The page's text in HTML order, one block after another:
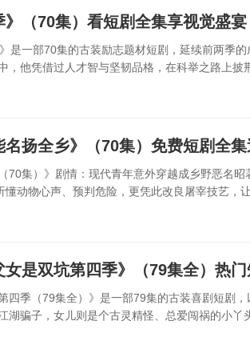
》（70集）看短剧全集享视觉盛宴
是一部70集的古装励志题材短剧，延续前两季
，他凭借过人才智与坚韧品格，在科举之路上
名扬全乡》（70集）免费短剧全
70集）》剧情：现代青年意外穿越成乡野恶名
懂动物心声、预判危险，更凭此改良屠宰技艺，
女是双坑第四季》（79集全）热
四季（79集全）》是一部79集的古装喜剧短剧
骗子，女儿则是个古灵精怪、总爱闯祸的小丫